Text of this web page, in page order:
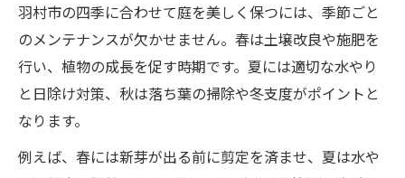
羽村市の四季に合わせて庭を美しく保つには、季節ごと
のメンテナンスが欠かせません。春は土壌改良や施肥を
行い、植物の成長を促す時期です。夏には適切な水やり
と日除け対策、秋は落ち葉の掃除や冬支度がポイントと
なります。
例えば、春には新芽が出る前に剪定を済ませ、夏は水や